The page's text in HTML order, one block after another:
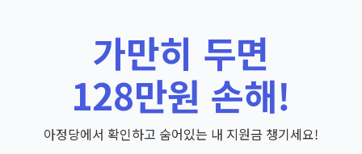
가만히 두면
128만원 손해!
아정당에서 확인하고 숨어있는 내 지원금 챙기세요!